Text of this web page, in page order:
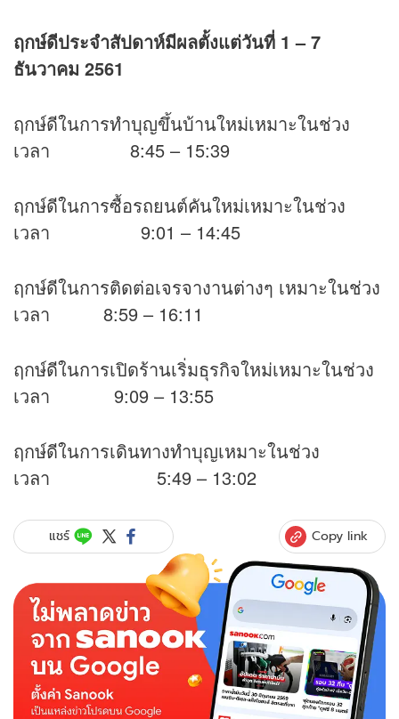
ฤกษ์ดีประจำสัปดาห์มีผลตั้งแต่วันที่ 1 – 7
ธันวาคม 2561
ฤกษ์ดีในการทำบุญขึ้นบ้านใหม่เหมาะในช่วง
เวลา 8:45 – 15:39
ฤกษ์ดีในการซื้อรถยนต์คันใหม่เหมาะในช่วง
เวลา 9:01 – 14:45
ฤกษ์ดีในการติดต่อเจรจางานต่างๆ เหมาะในช่วง
เวลา 8:59 – 16:11
ฤกษ์ดีในการเปิดร้านเริ่มธุรกิจใหม่เหมาะในช่วง
เวลา 9:09 – 13:55
ฤกษ์ดีในการเดินทางทำบุญเหมาะในช่วง
เวลา 5:49 – 13:02
แชร์ Copy link